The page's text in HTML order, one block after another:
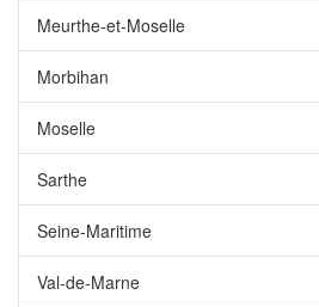
Meurthe-et-Moselle
Morbihan
Moselle
Sarthe
Seine-Maritime
Val-de-Marne